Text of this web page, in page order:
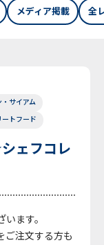
メディア掲載 全
・サイアム
トフード
ェフコレ
ます。
ご注文する方も